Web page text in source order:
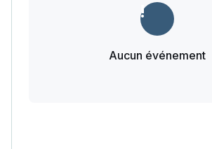
Aucun événement